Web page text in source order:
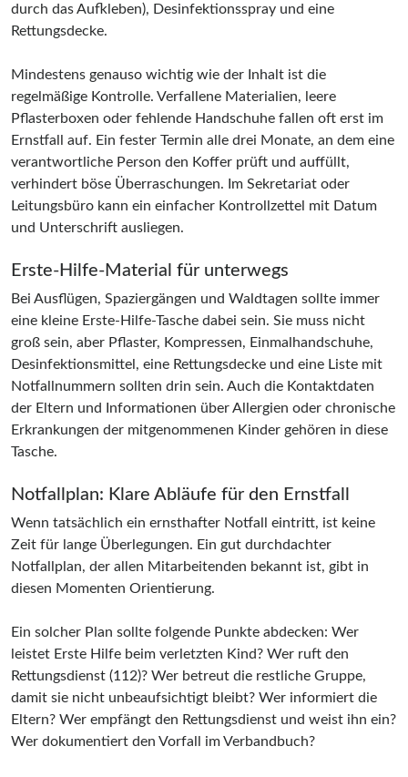
durch das Aufkleben), Desinfektionsspray und eine
Rettungsdecke.
Mindestens genauso wichtig wie der Inhalt ist die
regelmäßige Kontrolle. Verfallene Materialien, leere
Pflasterboxen oder fehlende Handschuhe fallen oft erst im
Ernstfall auf. Ein fester Termin alle drei Monate, an dem eine
verantwortliche Person den Koffer prüft und auffüllt,
verhindert böse Überraschungen. Im Sekretariat oder
Leitungsbüro kann ein einfacher Kontrollzettel mit Datum
und Unterschrift ausliegen.
Erste-Hilfe-Material für unterwegs
Bei Ausflügen, Spaziergängen und Waldtagen sollte immer
eine kleine Erste-Hilfe-Tasche dabei sein. Sie muss nicht
groß sein, aber Pflaster, Kompressen, Einmalhandschuhe,
Desinfektionsmittel, eine Rettungsdecke und eine Liste mit
Notfallnummern sollten drin sein. Auch die Kontaktdaten
der Eltern und Informationen über Allergien oder chronische
Erkrankungen der mitgenommenen Kinder gehören in diese
Tasche.
Notfallplan: Klare Abläufe für den Ernstfall
Wenn tatsächlich ein ernsthafter Notfall eintritt, ist keine
Zeit für lange Überlegungen. Ein gut durchdachter
Notfallplan, der allen Mitarbeitenden bekannt ist, gibt in
diesen Momenten Orientierung.
Ein solcher Plan sollte folgende Punkte abdecken: Wer
leistet Erste Hilfe beim verletzten Kind? Wer ruft den
Rettungsdienst (112)? Wer betreut die restliche Gruppe,
damit sie nicht unbeaufsichtigt bleibt? Wer informiert die
Eltern? Wer empfängt den Rettungsdienst und weist ihn ein?
Wer dokumentiert den Vorfall im Verbandbuch?